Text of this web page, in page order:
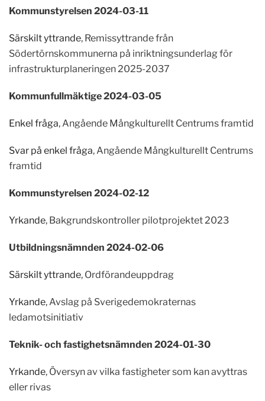
Kommunstyrelsen 2024-03-11
Särskilt yttrande, Remissyttrande från
Södertörnskommunerna på inriktningsunderlag för
infrastrukturplaneringen 2025-2037
Kommunfullmäktige 2024-03-05
Enkel fråga, Angående Mångkulturellt Centrums framtid
Svar på enkel fråga, Angående Mångkulturellt Centrums
framtid
Kommunstyrelsen 2024-02-12
Yrkande, Bakgrundskontroller pilotprojektet 2023
Utbildningsnämnden 2024-02-06
Särskilt yttrande, Ordförandeuppdrag
Yrkande, Avslag på Sverigedemokraternas
ledamotsinitiativ
Teknik- och fastighetsnämnden 2024-01-30
Yrkande, Översyn av vilka fastigheter som kan avyttras
eller rivas